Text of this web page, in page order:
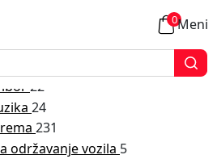
0Meni
Okviri ramovi za tablice
22
24
231
održavanje vozila 5